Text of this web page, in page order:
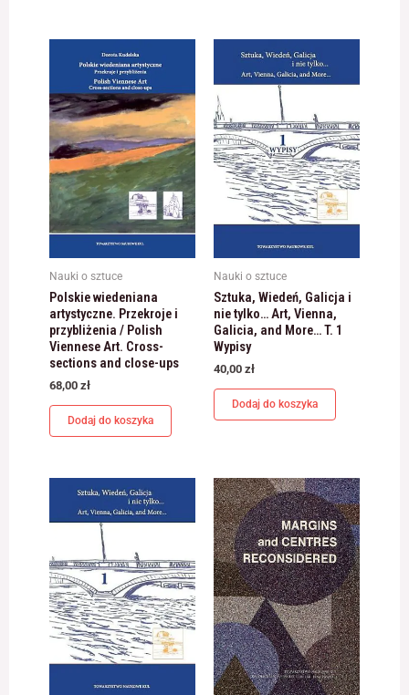
Nauki o sztuce
Polskie wiedeniana
artystyczne. Przekroje i
przybliżenia / Polish
Viennese Art. Cross-
sections and close-ups
68,00 zł
Dodaj do koszyka
Nauki o sztuce
Sztuka, Wiedeń, Galicja i
nie tylko… Art, Vienna,
Galicia, and More… T. 1
Wypisy
40,00 zł
Dodaj do koszyka